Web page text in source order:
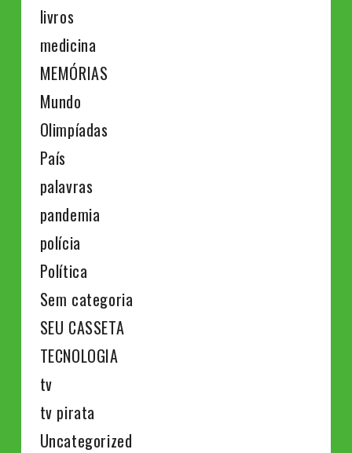
livros
medicina
MEMÓRIAS
Mundo
Olimpíadas
País
palavras
pandemia
polícia
Política
Sem categoria
SEU CASSETA
TECNOLOGIA
tv
tv pirata
Uncategorized